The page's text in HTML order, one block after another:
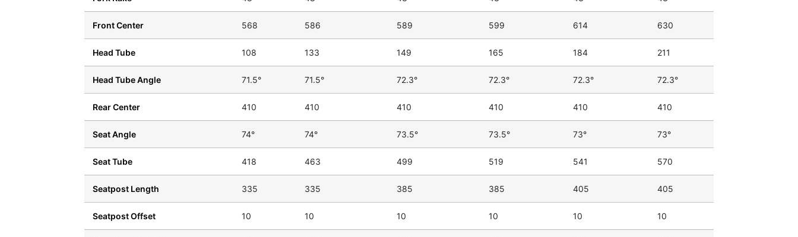
Front Center 568 586 589 599 614 630
Head Tube 108 133 149 165 184 211
Head Tube Angle 71.5° 71.5° 72.3° 72.3° 72.3° 72.3°
Rear Center 410 410 410 410 410 410
Seat Angle 74° 74° 73.5° 73.5° 73° 73°
Seat Tube 418 463 499 519 541 570
Seatpost Length 335 335 385 385 405 405
Seatpost Offset 10 10 10 10 10 10